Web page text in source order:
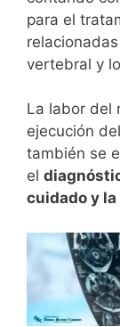
para el
vertebral y
La labor del
ejecución
también se
el
cuidado y